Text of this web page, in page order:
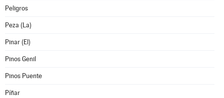
Peligros
Peza (La)
Pinar (El)
Pinos Genil
Pinos Puente
Píñar